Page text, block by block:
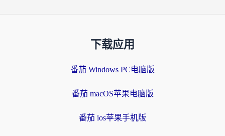
下载应用
番茄 Windows PC电脑版
番茄 macOS苹果电脑版
番茄 ios苹果手机版